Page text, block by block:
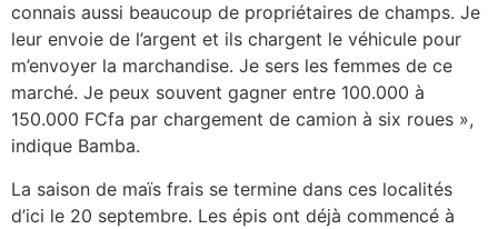
connais aussi beaucoup de propriétaires de champs. Je
leur envoie de l’argent et ils chargent le véhicule pour
m’envoyer la marchandise. Je sers les femmes de ce
marché. Je peux souvent gagner entre 100.000 à
150.000 FCfa par chargement de camion à six roues »,
indique Bamba.
La saison de maïs frais se termine dans ces localités
d’ici le 20 septembre. Les épis ont déjà commencé à